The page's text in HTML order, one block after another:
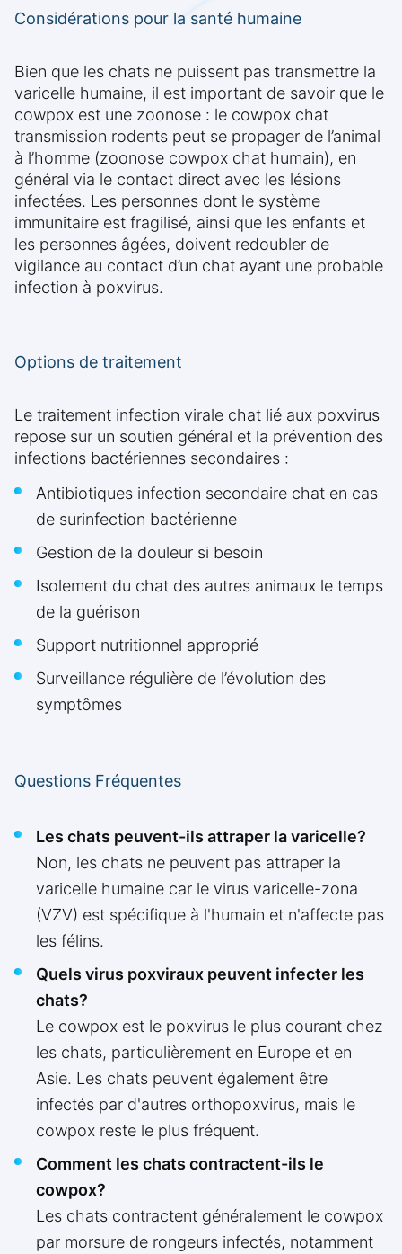
Considérations pour la santé humaine
Bien que les chats ne puissent pas transmettre la
varicelle humaine, il est important de savoir que le
cowpox est une zoonose : le cowpox chat
transmission rodents peut se propager de l’animal
à l’homme (zoonose cowpox chat humain), en
général via le contact direct avec les lésions
infectées. Les personnes dont le système
immunitaire est fragilisé, ainsi que les enfants et
les personnes âgées, doivent redoubler de
vigilance au contact d’un chat ayant une probable
infection à poxvirus.
Options de traitement
Le traitement infection virale chat lié aux poxvirus
repose sur un soutien général et la prévention des
infections bactériennes secondaires :
Antibiotiques infection secondaire chat en cas
de surinfection bactérienne
Gestion de la douleur si besoin
Isolement du chat des autres animaux le temps
de la guérison
Support nutritionnel approprié
Surveillance régulière de l’évolution des
symptômes
Questions Fréquentes
Les chats peuvent-ils attraper la varicelle?
Non, les chats ne peuvent pas attraper la
varicelle humaine car le virus varicelle-zona
(VZV) est spécifique à l'humain et n'affecte pas
les félins.
Quels virus poxviraux peuvent infecter les
chats?
Le cowpox est le poxvirus le plus courant chez
les chats, particulièrement en Europe et en
Asie. Les chats peuvent également être
infectés par d'autres orthopoxvirus, mais le
cowpox reste le plus fréquent.
Comment les chats contractent-ils le
cowpox?
Les chats contractent généralement le cowpox
par morsure de rongeurs infectés, notamment